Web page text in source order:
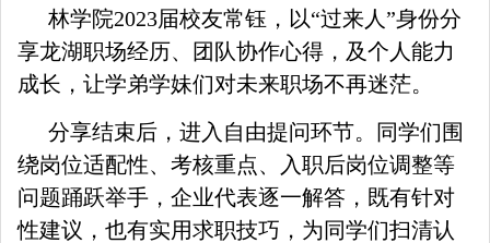
林学院2023届校友常钰，以“过来人”身份分
享龙湖职场经历、团队协作心得，及个人能力
成长，让学弟学妹们对未来职场不再迷茫。
分享结束后，进入自由提问环节。同学们围
绕岗位适配性、考核重点、入职后岗位调整等
问题踊跃举手，企业代表逐一解答，既有针对
性建议，也有实用求职技巧，为同学们扫清认